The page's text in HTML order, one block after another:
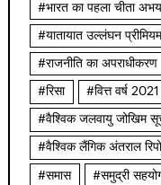
#भारत का पहला चीता
#यातायात उल्लंघन
#राजनीति का अपराधीकरण
#रिसा #वित्त वर्ष
#वैश्विक जलवायु जोखिम
#वैश्विक लैंगिक अंतराल
#समास #समुद्री